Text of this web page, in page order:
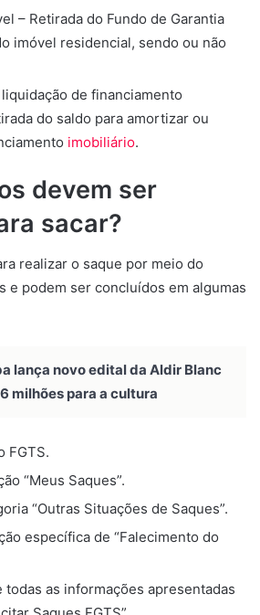
– Retirada do Fundo de Garantia
imóvel residencial, sendo ou não
de financiamento
do saldo para amortizar ou
imobiliário.
devem ser
sacar?
realizar o saque por meio do
e podem ser concluídos em algumas
lança novo edital da Aldir Blanc
milhões para a cultura
FGTS.
“Meus Saques”.
“Outras Situações de Saques”.
específica de “Falecimento do
todas as informações apresentadas